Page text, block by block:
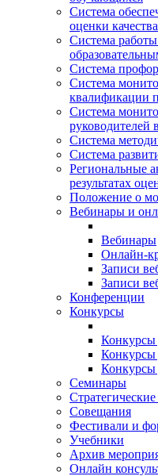
Система
оценки
Система
Система
Система
квалификации
Система
руководителей
Система
Система
Региональные
результатах
Положение о
Вебинары и
Вебинары
Онлайн-
Записи
Записи
Конференции
Конкурсы
Конкурсы
Конкурсы
Конкурсы
Семинары
Стратегические
Совещания
Фестивали и
Учебники
Архив
Онлайн